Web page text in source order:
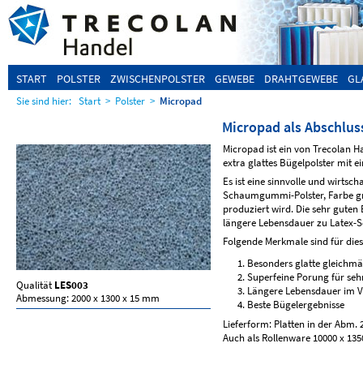
START POLSTER ZWISCHENPOLSTER GEWEBE DRAHTGEWEBE
Sie sind hier: Start > Polster > Micropad
Micropad als
Micropad ist ein von Trecolan
extra glattes Bügelpolster mit
Es ist eine sinnvolle und
Schaumgummi-Polster, Farbe
produziert wird. Die sehr guten
längere Lebensdauer zu
Folgende Merkmale sind für
Besonders glatte
Superfeine Porung für
Längere Lebensdauer im
Beste Bügelergebnisse
Lieferform: Platten in der Abm.
Auch als Rollenware 10000 x
Qualität LES003
Abmessung: 2000 x 1300 x 15 mm